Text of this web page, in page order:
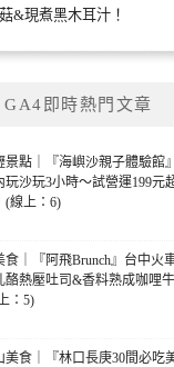
&現煮黑木耳汁！
GA4即時熱門文章
景點｜『海嶼沙親子體驗館
玩沙玩3小時～試營運199元
(線上：6)
食｜『阿飛Brunch』台中火
酪熱壓吐司&香料熟成咖哩
：5)
美食｜『林口長庚30間必吃